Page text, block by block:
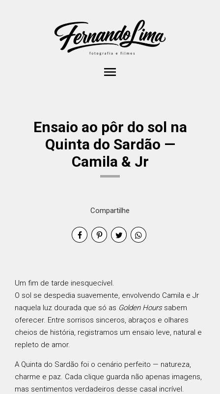
menu
Ensaio ao pôr do sol na
Quinta do Sardão —
Camila & Jr
Compartilhe
Um fim de tarde inesquecível.
O sol se despedia suavemente, envolvendo Camila e Jr
naquela luz dourada que só as Golden Hourssabem
oferecer. Entre sorrisos sinceros, abraços e olhares
cheios de história, registramos um ensaio leve, natural e
repleto de amor.
A Quinta do Sardão foi o cenário perfeito — natureza,
charme e paz. Cada clique guarda não apenas imagens,
mas sentimentos verdadeiros desse casal incrível.